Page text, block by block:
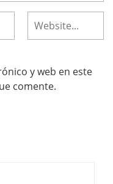
y web en este
comente.